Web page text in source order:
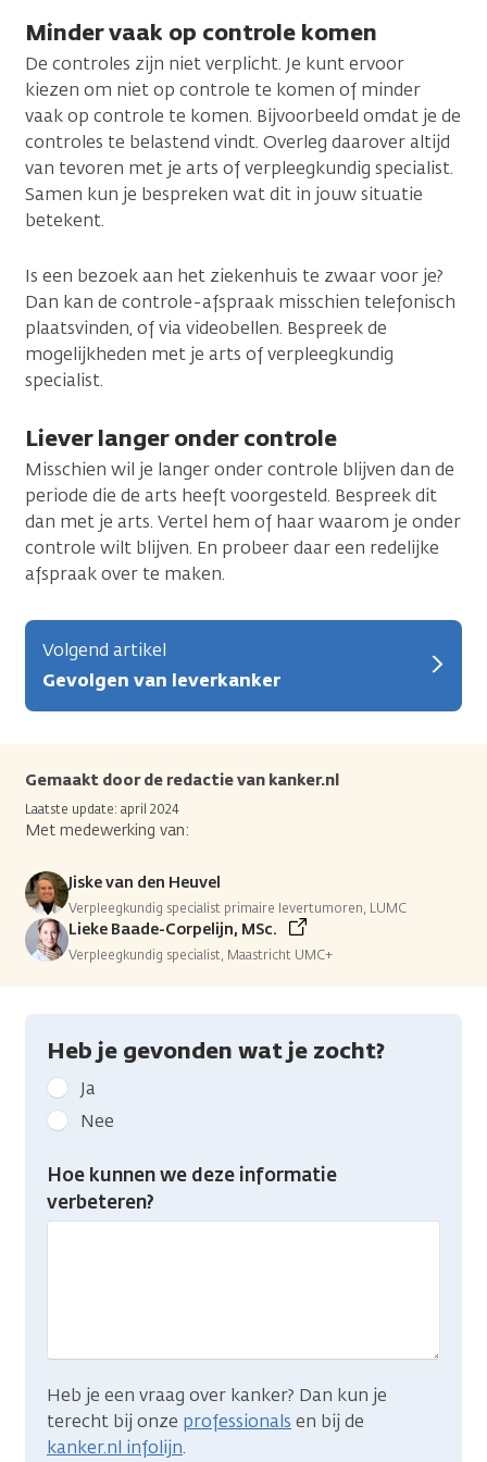
Minder vaak op controle komen
De controles zijn niet verplicht. Je kunt ervoor
kiezen om niet op controle te komen of minder
vaak op controle te komen. Bijvoorbeeld omdat je de
controles te belastend vindt. Overleg daarover altijd
van tevoren met je arts of verpleegkundig specialist.
Samen kun je bespreken wat dit in jouw situatie
betekent.
Is een bezoek aan het ziekenhuis te zwaar voor je?
Dan kan de controle-afspraak misschien telefonisch
plaatsvinden, of via videobellen. Bespreek de
mogelijkheden met je arts of verpleegkundig
specialist.
Liever langer onder controle
Misschien wil je langer onder controle blijven dan de
periode die de arts heeft voorgesteld. Bespreek dit
dan met je arts. Vertel hem of haar waarom je onder
controle wilt blijven. En probeer daar een redelijke
afspraak over te maken.
Volgend artikel
Gevolgen van leverkanker
Gemaakt door de redactie van kanker.nl
Laatste update: april 2024
Met medewerking van:
Jiske van den Heuvel
Verpleegkundig specialist primaire levertumoren, LUMC
Lieke Baade-Corpelijn, MSc.
Verpleegkundig specialist, Maastricht UMC+
Heb je gevonden wat je zocht?
Geef
kanker.nl
feedback:
Heb
gevonden
Ja
Nee
Hoe kunnen we deze informatie
verbeteren?
Heb je een vraag over kanker? Dan kun je
terecht bij onze professionals en bij de
kanker.nl infolijn.